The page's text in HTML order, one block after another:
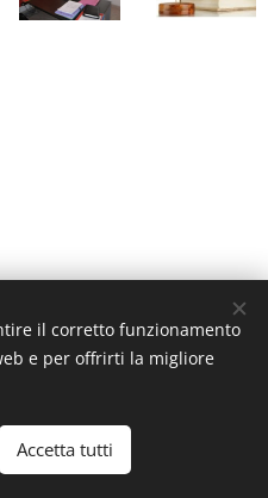
Milanino (MI) Via Sormani n.
il corretto funzionamento
e per offrirti la migliore
Accetta tutti